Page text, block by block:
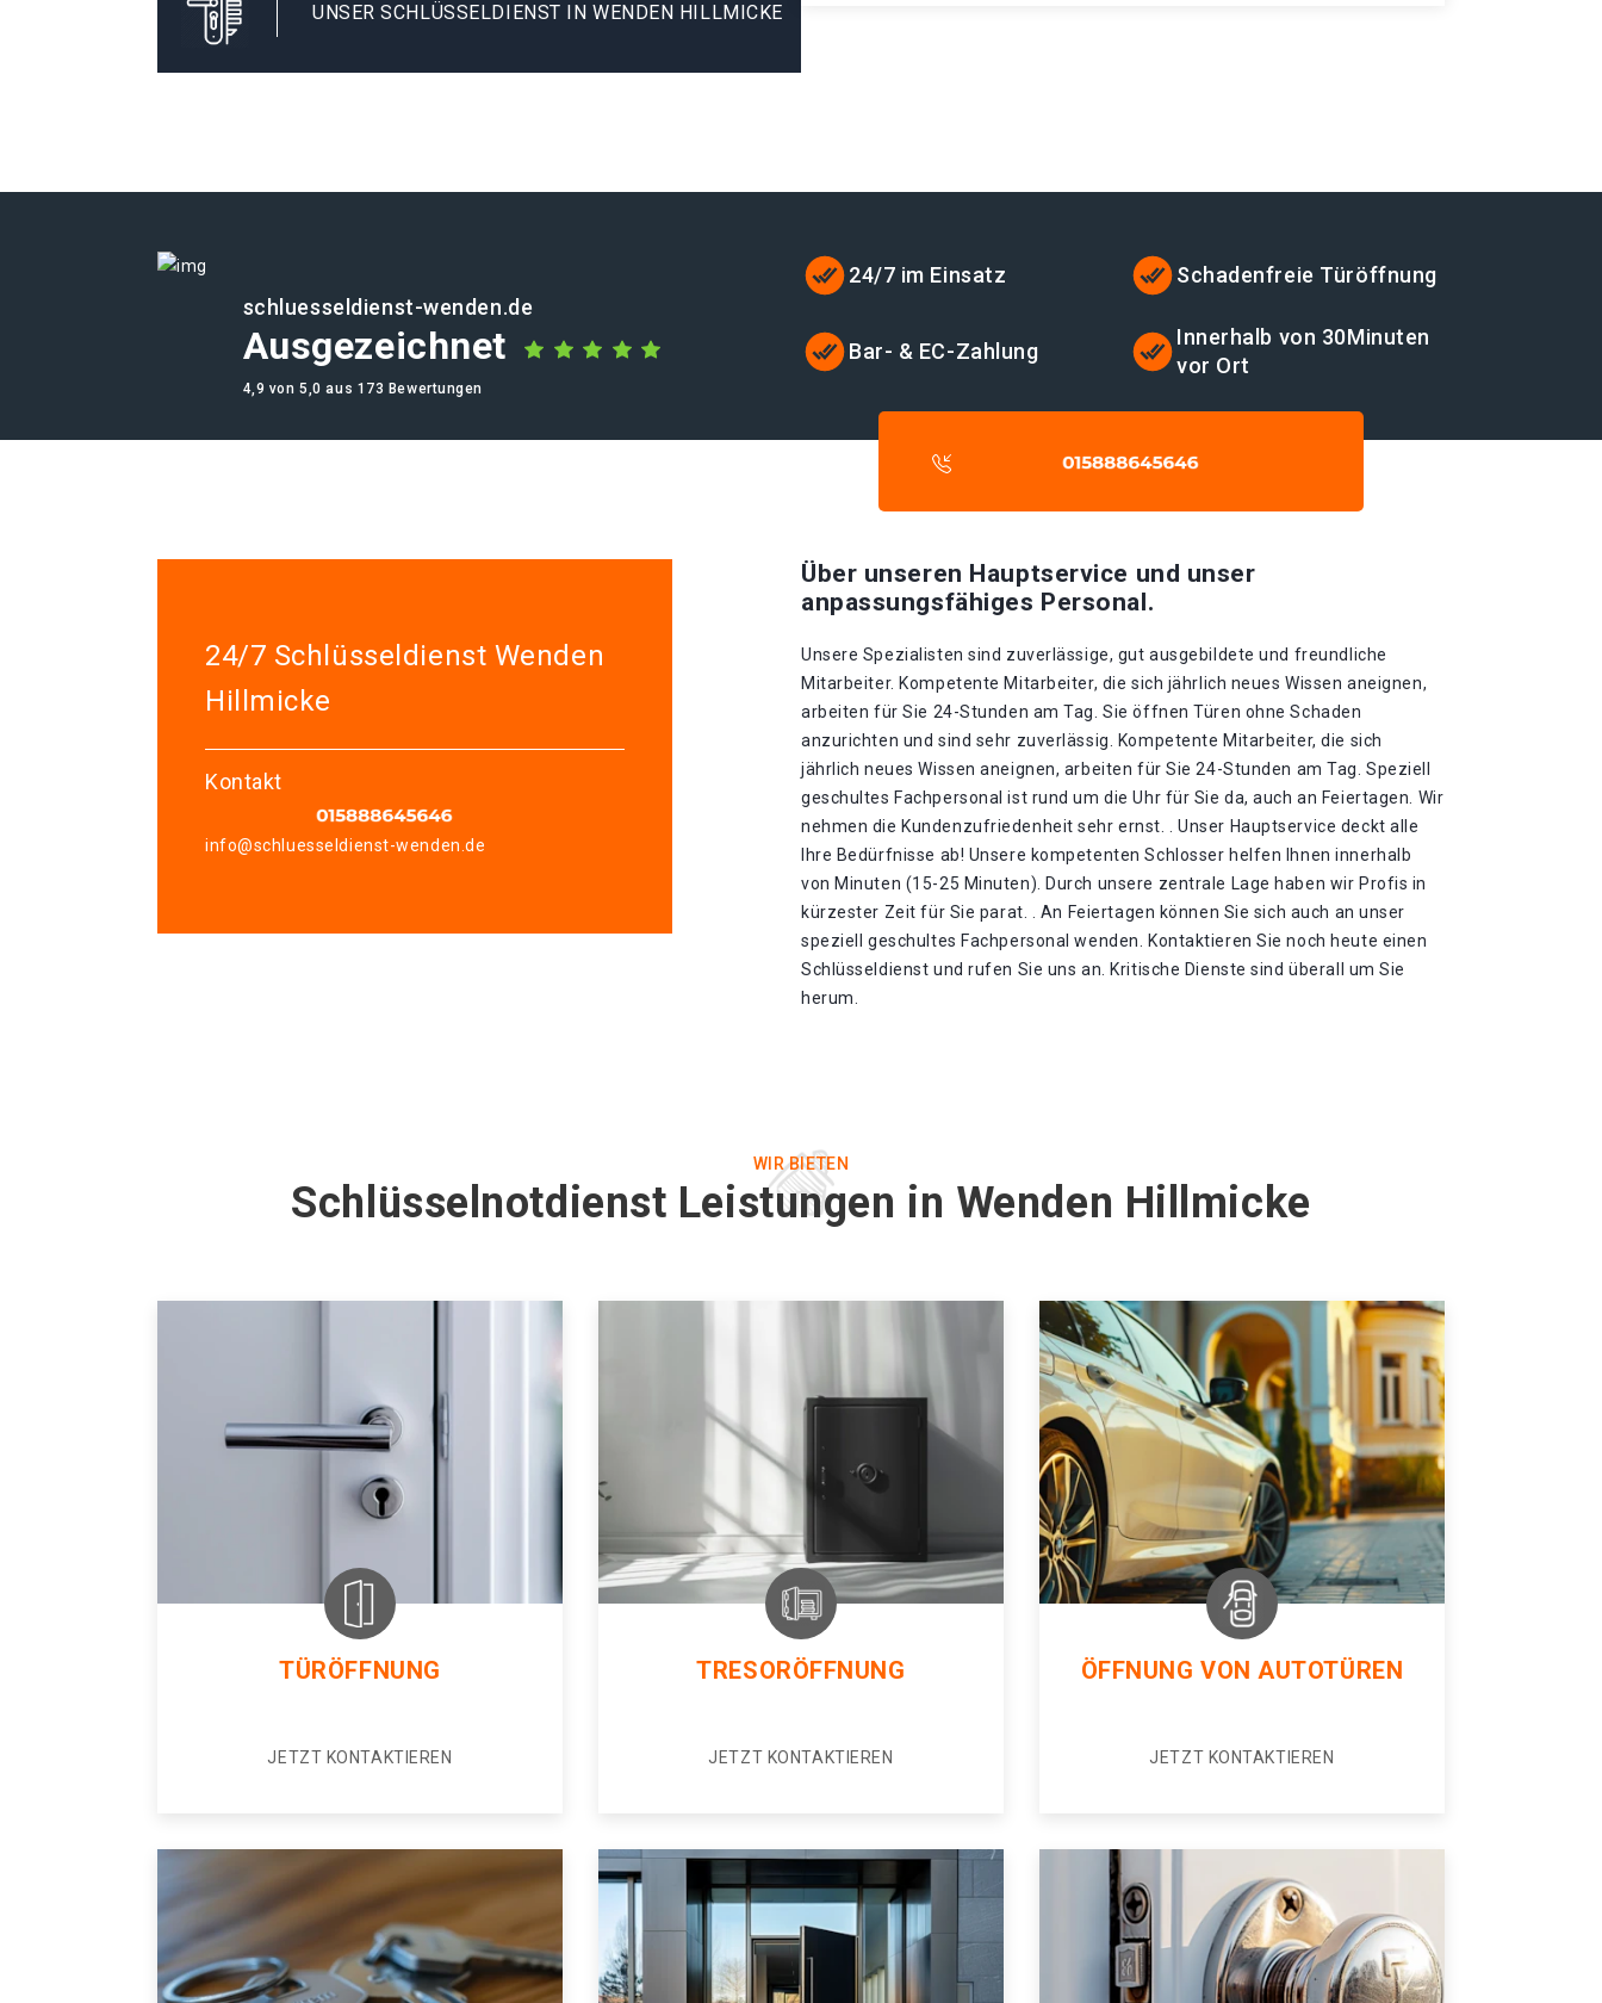
UNSER SCHLÜSSELDIENST IN WENDEN HILLMICKE
schluesseldienst-wenden.de
Ausgezeichnet
4,9 von 5,0 aus 173 Bewertungen
24/7 im Einsatz Schadenfreie Türöffnung
Bar- & EC-Zahlung
Innerhalb von 30Minuten
vor Ort
24/7 Schlüsseldienst Wenden
Hillmicke
Kontakt
info@schluesseldienst-wenden.de
Über unseren Hauptservice und unser
anpassungsfähiges Personal.
Unsere Spezialisten sind zuverlässige, gut ausgebildete und freundliche
Mitarbeiter. Kompetente Mitarbeiter, die sich jährlich neues Wissen aneignen,
arbeiten für Sie 24-Stunden am Tag. Sie öffnen Türen ohne Schaden
anzurichten und sind sehr zuverlässig. Kompetente Mitarbeiter, die sich
jährlich neues Wissen aneignen, arbeiten für Sie 24-Stunden am Tag. Speziell
geschultes Fachpersonal ist rund um die Uhr für Sie da, auch an Feiertagen. Wir
nehmen die Kundenzufriedenheit sehr ernst. . Unser Hauptservice deckt alle
Ihre Bedürfnisse ab! Unsere kompetenten Schlosser helfen Ihnen innerhalb
von Minuten (15-25 Minuten). Durch unsere zentrale Lage haben wir Profis in
kürzester Zeit für Sie parat. . An Feiertagen können Sie sich auch an unser
speziell geschultes Fachpersonal wenden. Kontaktieren Sie noch heute einen
Schlüsseldienst und rufen Sie uns an. Kritische Dienste sind überall um Sie
herum.
WIR BIETEN
Schlüsselnotdienst Leistungen in Wenden Hillmicke
TÜRÖFFNUNG
JETZT KONTAKTIEREN
TRESORÖFFNUNG
JETZT KONTAKTIEREN
ÖFFNUNG VON AUTOTÜREN
JETZT KONTAKTIEREN